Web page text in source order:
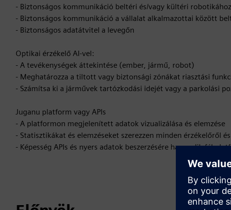
- Biztonságos kommunikáció beltéri és/vagy kültéri robotikához
- Biztonságos kommunikáció a vállalat alkalmazottai között
- Biztonságos adatátvitel a levegőn
Optikai érzékelő AI-vel:
- A tevékenységek áttekintése (ember, jármű, robot)
- Meghatározza a tiltott vagy biztonsági zónákat riasztási
- Számítsa ki a járművek tartózkodási idejét vagy a parkolási
Juganu platform vagy APIs
- A platformon megjelenített adatok vizualizálása és elemzése
- Statisztikákat és elemzéseket szerezzen minden érzékelőről
- Képesség APIs és nyers adatok beszerzésére harmadik fél